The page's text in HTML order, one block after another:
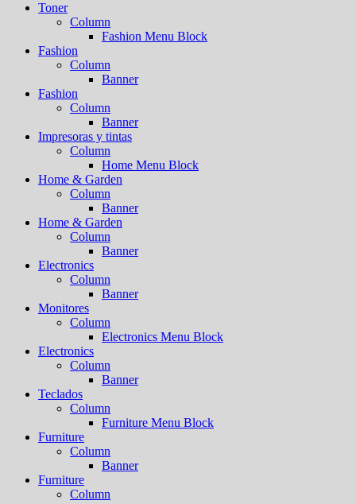
Toner
Column
Fashion Menu Block
Fashion
Column
Banner
Fashion
Column
Banner
Impresoras y tintas
Column
Home Menu Block
Home & Garden
Column
Banner
Home & Garden
Column
Banner
Electronics
Column
Banner
Monitores
Column
Electronics Menu Block
Electronics
Column
Banner
Teclados
Column
Furniture Menu Block
Furniture
Column
Banner
Furniture
Column